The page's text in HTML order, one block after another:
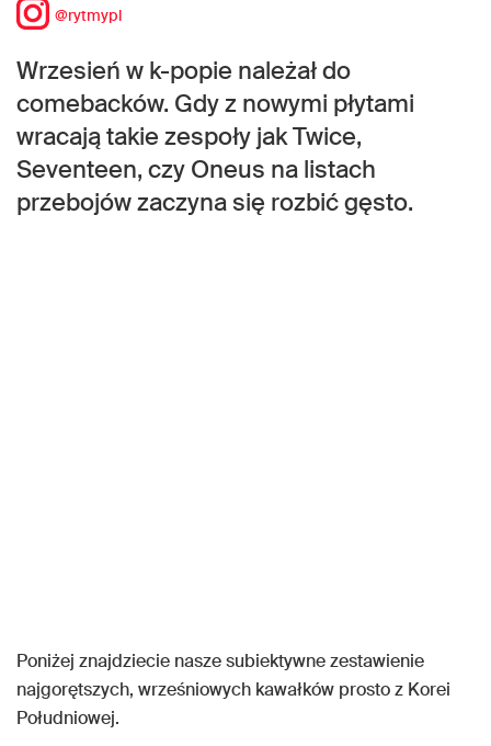
@rytmypl
Wrzesień w k-popie należał do
comebacków. Gdy z nowymi płytami
wracają takie zespoły jak Twice,
Seventeen, czy Oneus na listach
przebojów zaczyna się rozbić gęsto.
Poniżej znajdziecie nasze subiektywne zestawienie
najgorętszych, wrześniowych kawałków prosto z Korei
Południowej.